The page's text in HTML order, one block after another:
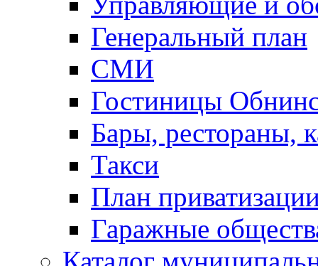
Генеральный план
СМИ
Гостиницы
Бары, рестораны,
Такси
План
Гаражные